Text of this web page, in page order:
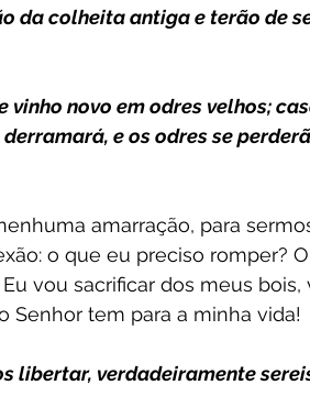
da colheita antiga e terão de
vinho novo em odres velhos;
e os odres se
amarração, para
o que eu preciso romper?
vou sacrificar dos meus
Senhor tem para a minha vida!
libertar, verdadeiramente